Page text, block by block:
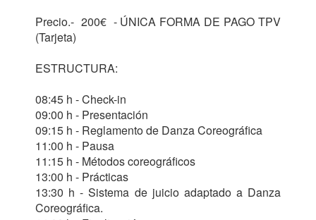
Precio.-  200€  - ÚNICA FORMA DE PAGO TPV
(Tarjeta)
ESTRUCTURA:
08:45 h - Check-in
09:00 h - Presentación
09:15 h - Reglamento de Danza Coreográfica
11:00 h - Pausa
11:15 h - Métodos coreográficos
13:00 h - Prácticas
13:30 h - Sistema de juicio adaptado a Danza
Coreográfica.